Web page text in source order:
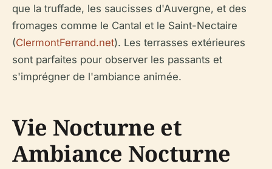
que la truffade, les saucisses d'Auvergne, et des
fromages comme le Cantal et le Saint-Nectaire
(ClermontFerrand.net). Les terrasses extérieures
sont parfaites pour observer les passants et
s'imprégner de l'ambiance animée.
Vie Nocturne et
Ambiance Nocturne